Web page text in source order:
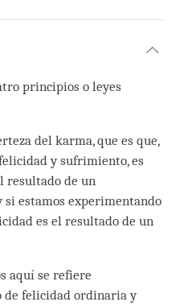
principios o leyes
del karma, que es que,
y sufrimiento, es
resultado de un
estamos experimentando
es el resultado de un
aquí se refiere
de felicidad ordinaria y